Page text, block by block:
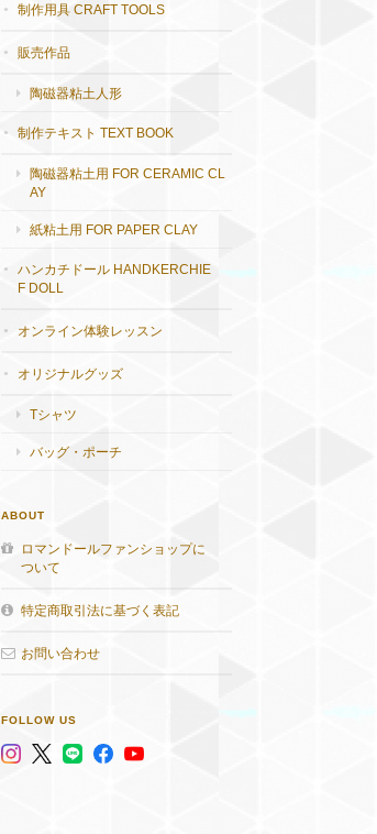
制作用具 CRAFT TOOLS
販売作品
陶磁器粘土人形
制作テキスト TEXT BOOK
陶磁器粘土用 FOR CERAMIC CL
AY
紙粘土用 FOR PAPER CLAY
ハンカチドール HANDKERCHIE
F DOLL
オンライン体験レッスン
オリジナルグッズ
Tシャツ
バッグ・ポーチ
ABOUT
ロマンドールファンショップに
ついて
特定商取引法に基づく表記
お問い合わせ
FOLLOW US